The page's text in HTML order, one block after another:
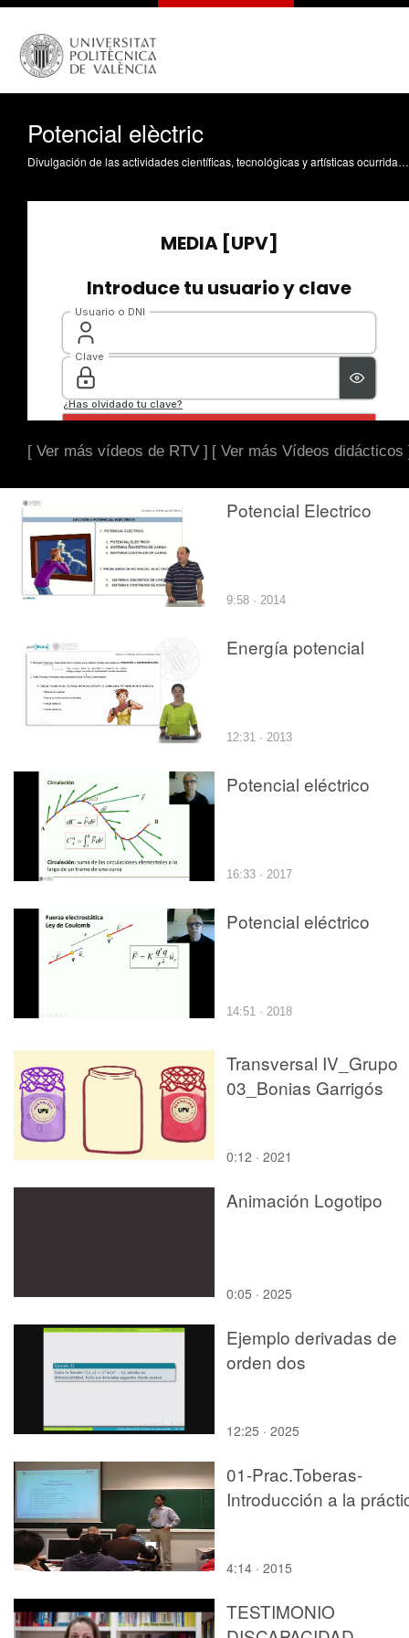
Potencial elèctric
Divulgación de las actividades científicas, tecnológicas y artísticas ocurridas en los tres campus de la UPV
[ Ver más vídeos de RTV ] [ Ver más Vídeos didácticos
Potencial Electrico
9:58 · 2014
Energía potencial
12:31 · 2013
Potencial eléctrico
16:33 · 2017
Potencial eléctrico
14:51 · 2018
Transversal IV_Grupo
03_Bonias Garrigós
0:12 · 2021
Animación Logotipo
0:05 · 2025
Ejemplo derivadas de
orden dos
12:25 · 2025
01-Prac.Toberas-
Introducción a la
4:14 · 2015
TESTIMONIO